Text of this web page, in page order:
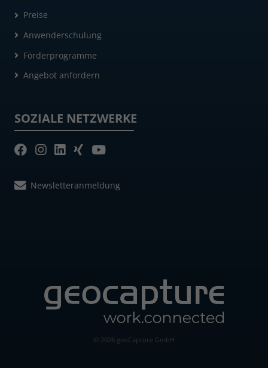
Preise
Anwenderschulung
Förderprogramme
Angebot anfordern
SOZIALE NETZWERKE
Newsletteranmeldung
© 2026 geoCapture GmbH